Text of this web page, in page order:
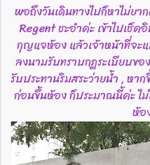
พอถึงวันเดินทางไปก็หาไม่ยา
Regent ชะอำค่ะ เข้าไปเช็ค
กุญแจห้อง แล้วเจ้าหน้าที่จะแ
ลงนามรับทราบกฎระเบียบขอ
รับประทานริมสระว่ายน้ำ , หา
ก่อนขึ้นห้อง ก็ประมาณนี้ค่ะ ไม่
ห้อ